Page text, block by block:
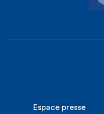
Espace presse